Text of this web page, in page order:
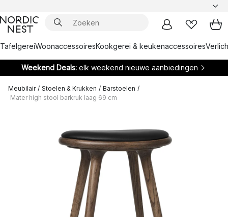
TafelgereiWoonaccessoiresKookgerei & keukenaccessoires
Weekend Deals: elk weekend nieuwe aanbiedingen
Meubilair / Stoelen & Krukken / Barstoelen /
Mater high stool barkruk laag 69 cm